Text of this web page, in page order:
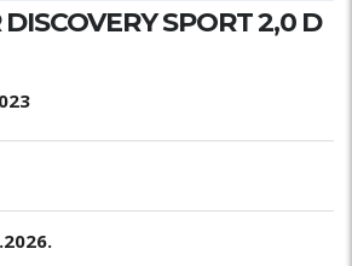
SPORT 2,0 D